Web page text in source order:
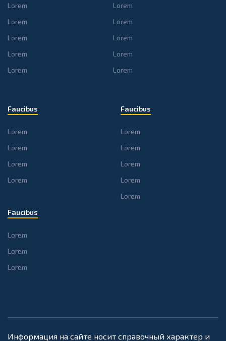
Lorem
Lorem
Lorem
Lorem
Lorem
Lorem
Lorem
Lorem
Lorem
Lorem
Faucibus
Lorem
Lorem
Lorem
Lorem
Faucibus
Lorem
Lorem
Lorem
Lorem
Lorem
Faucibus
Lorem
Lorem
Lorem
Информация на сайте носит справочный характер и